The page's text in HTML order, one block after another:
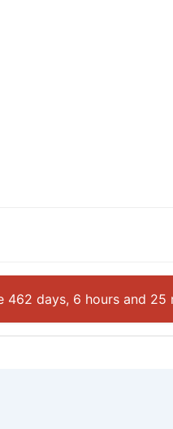
462 days, 6 hours and 25